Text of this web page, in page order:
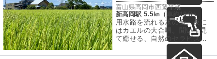
富山県高岡市西藤平蔵
新高岡駅 5.5㎞（車約10分）
用水路を流れる水の音、夜に
はカエルの大合唱。聞いて見
て癒せる、自然のセラピスト
がここに存在します。石川県
を飛び出し向かっ